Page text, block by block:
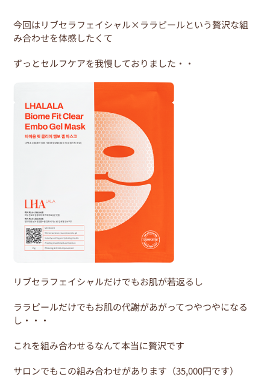
o
k
今回はリブセラフェイシャル×ララピールという贅沢な組
み合わせを体感したくて
ずっとセルフケアを我慢しておりました・・
リブセラフェイシャルだけでもお肌が若返るし
ララピールだけでもお肌の代謝があがってつやつやになる
し・・・
これを組み合わせるなんて本当に贅沢です
サロンでもこの組み合わせがあります（35,000円です）